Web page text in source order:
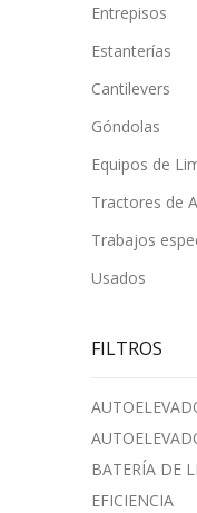
Entrepisos
Estanterías
Cantilevers
Góndolas
Equipos de
Tractores de
Trabajos
Usados
FILTROS
BATERÍA DE
EFICIENCIA